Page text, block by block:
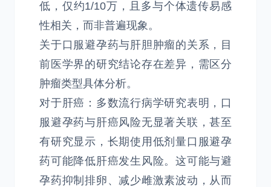
低，仅约1/10万，且多与个体遗传易感
性相关，而非普遍现象。
关于口服避孕药与肝胆肿瘤的关系，目
前医学界的研究结论存在差异，需区分
肿瘤类型具体分析。
对于肝癌：多数流行病学研究表明，口
服避孕药与肝癌风险无显著关联，甚至
有研究显示，长期使用低剂量口服避孕
药可能降低肝癌发生风险。这可能与避
孕药抑制排卵、减少雌激素波动，从而